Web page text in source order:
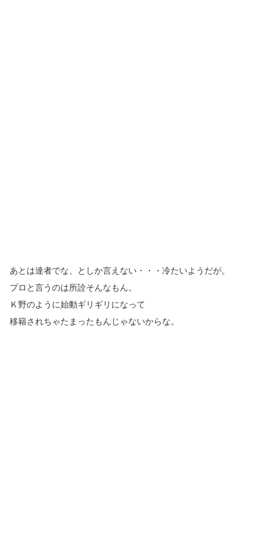
あとは達者でな、としか言えない・・・冷たいようだが。
プロと言うのは所詮そんなもん。
Ｋ野のように始動ギリギリになって
移籍されちゃたまったもんじゃないからな。